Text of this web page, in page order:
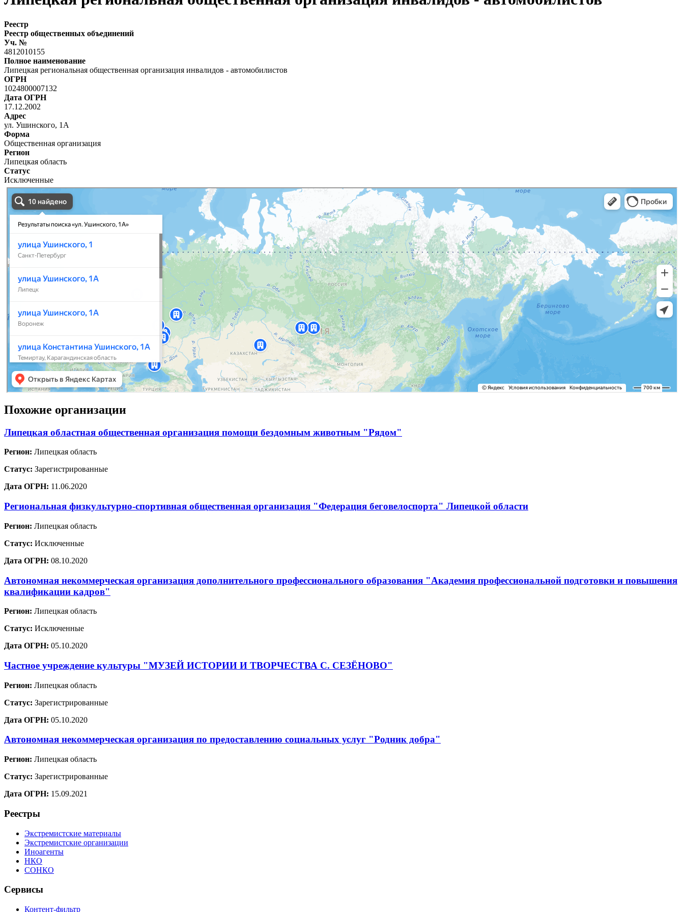
Реестр
Реестр общественных объединений
Уч. №
4812010155
Полное наименование
Липецкая региональная общественная организация инвалидов - автомобилистов
ОГРН
1024800007132
Дата ОГРН
17.12.2002
Адрес
ул. Ушинского, 1А
Форма
Общественная организация
Регион
Липецкая область
Статус
Исключенные
Похожие организации
Липецкая областная общественная организация помощи бездомным животным "Рядом"
Регион: Липецкая область
Статус: Зарегистрированные
Дата ОГРН: 11.06.2020
Региональная физкультурно-спортивная общественная организация "Федерация беговелоспорта" Липецкой области
Регион: Липецкая область
Статус: Исключенные
Дата ОГРН: 08.10.2020
Автономная некоммерческая организация дополнительного профессионального образования "Академия профессиональной подготовки и повышения
квалификации кадров"
Регион: Липецкая область
Статус: Исключенные
Дата ОГРН: 05.10.2020
Частное учреждение культуры "МУЗЕЙ ИСТОРИИ И ТВОРЧЕСТВА С. СЕЗЁНОВО"
Регион: Липецкая область
Статус: Зарегистрированные
Дата ОГРН: 05.10.2020
Автономная некоммерческая организация по предоставлению социальных услуг "Родник добра"
Регион: Липецкая область
Статус: Зарегистрированные
Дата ОГРН: 15.09.2021
Реестры
Экстремистские материалы
Экстремистские организации
Иноагенты
НКО
СОНКО
Сервисы
Контент-фильтр